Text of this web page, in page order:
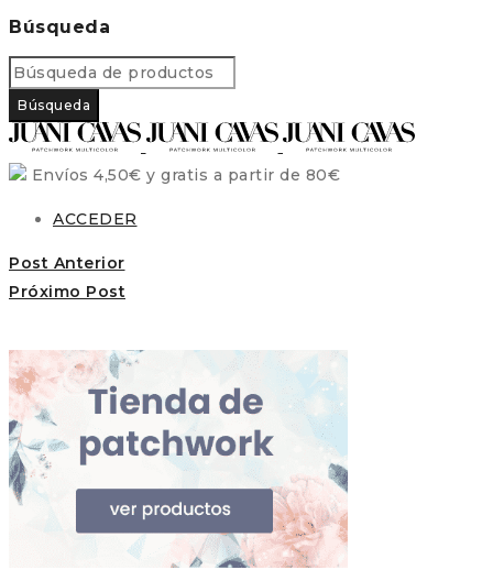
Búsqueda
Envíos 4,50€ y gratis a partir de 80€
ACCEDER
Post Anterior
Próximo Post